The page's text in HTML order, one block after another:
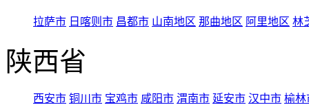
拉萨市 日喀则市 昌都市 山南地区 那曲地区 阿里地区 林
陕西省
西安市 铜川市 宝鸡市 咸阳市 渭南市 延安市 汉中市 榆林